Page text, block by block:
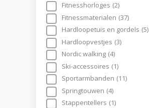
Fitnesshorloges (2)
Fitnessmaterialen (37)
Hardloopetuis en gordels (5)
Hardloopvestjes (3)
Nordic walking (4)
Ski-accessoires (1)
Sportarmbanden (11)
Springtouwen (4)
Stappentellers (1)